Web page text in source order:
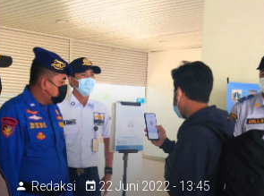
Redaksi 22 Juni 2022 - 13:45